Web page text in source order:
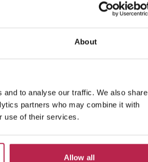
About
to analyse our traffic. We also share
partners who may combine it with
use of their services.
Allow all
Can Sa Guia
San Juan
16
8
7